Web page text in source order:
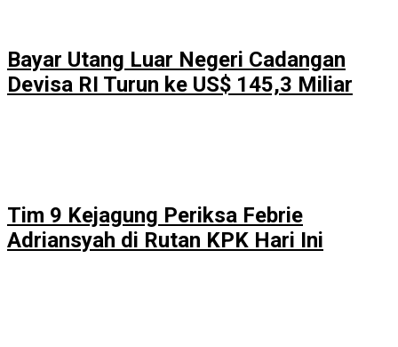
Bayar Utang Luar Negeri Cadangan
Devisa RI Turun ke US$ 145,3 Miliar
Tim 9 Kejagung Periksa Febrie
Adriansyah di Rutan KPK Hari Ini